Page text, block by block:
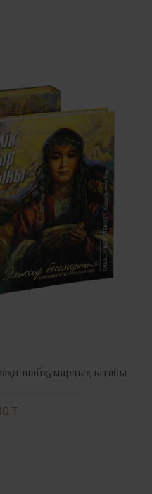
шайқұмарлық кітабы
₸